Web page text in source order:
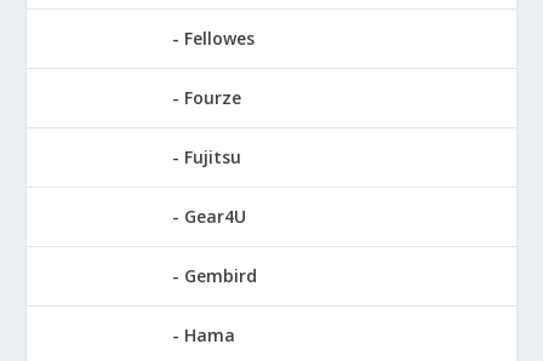
Fellowes
Fourze
Fujitsu
Gear4U
Gembird
Hama